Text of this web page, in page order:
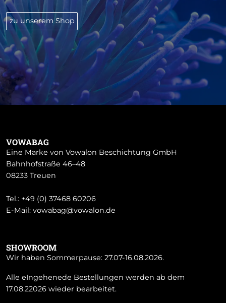
zu unserem Shop
VOWABAG
Eine Marke von Vowalon Beschichtung GmbH
Bahnhofstraße 46–48
08233 Treuen
Tel.: +49 (0) 37468 60206
E-Mail: vowabag@vowalon.de
SHOWROOM
Wir haben Sommerpause: 27.07-16.08.2026.
Alle eIngehenede Bestellungen werden ab dem
17.08.22026 wieder bearbeitet.